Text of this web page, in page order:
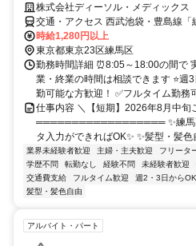
株式会社ディーソル・メディックス
交通・アクセス 西武池袋・豊島線
時給1,280円以上
東京都東京23区練馬区
勤務時間詳細 ⏰8:05～18:00の間で
業・終業の時間は相談できます ⭐週
勤可能な方歓迎！ ✅フルタイム勤務
仕事内容 ＼【短期】2026年8月中旬
══════════════════ ✨練馬高
タ入力ができればOK✨ ✨髪型・髪
業界未経験者歓迎 主婦・主夫歓迎 フリータ
学歴不問
転勤なし 経験不問 未経験者歓迎
交通費支給
フルタイム歓迎 週2・3日からOK
髪型・髪色自由
アルバイト・パート